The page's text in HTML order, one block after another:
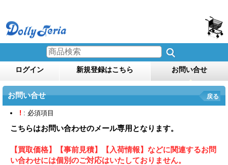
ログイン 新規登録はこちら お問い合せ
お問い合せ 戻る
! : 必須項目
こちらはお問い合わせのメール専用となります。
【買取価格】【事前見積】【入荷情報】などに関連するお問
い合わせには個別のご対応はいたしておりません。